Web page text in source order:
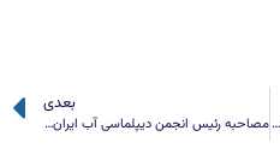
حضور فعال انجمن دیپلماسی آب ایران در کنفرانس آب بغداد
بعدی
مصاحبه رئیس انجمن دیپلماسی آب ایران با خبرگزاری رسمی وزارت نیرو در خصوص اجرای سد قیزقلعه سی